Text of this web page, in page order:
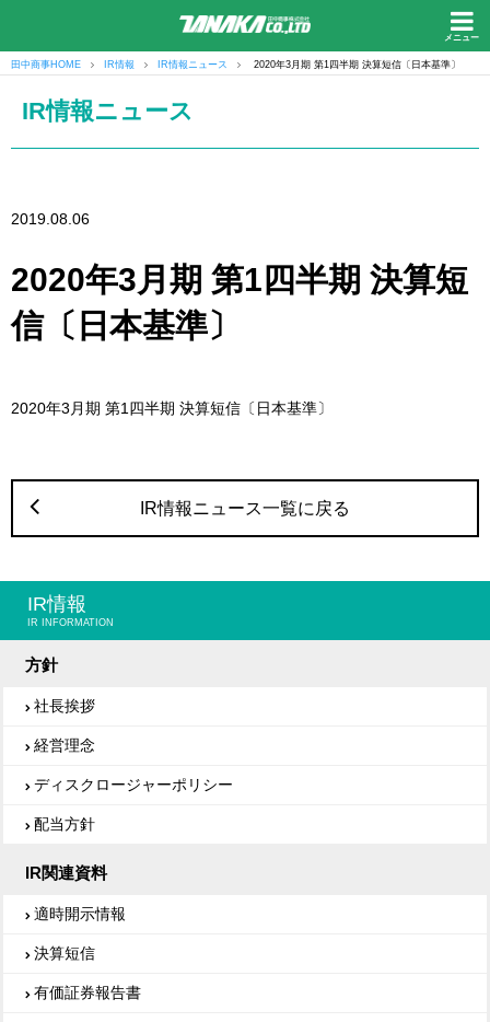
メニュー
田中商事HOME IR情報 IR情報ニュース 2020年3月期 第1四半期 決算短信〔日本基準〕
IR情報ニュース
2019.08.06
2020年3月期 第1四半期 決算短
信〔日本基準〕
2020年3月期 第1四半期 決算短信〔日本基準〕
IR情報ニュース一覧に戻る
IR情報
IR INFORMATION
方針
社長挨拶
経営理念
ディスクロージャーポリシー
配当方針
IR関連資料
適時開示情報
決算短信
有価証券報告書